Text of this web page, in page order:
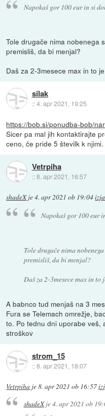
Napokaš gor 100 eur in si
Tole drugače nima nobenega
premisliš, da bi menjal?
Daš za 2-3mesece max in to
silak
::4. apr 2021, 19:25
https://bob.si/ponudba-bob/
Sicer pa mal jih kontaktirajte
ceno, če pride 5 številk k
Vetrpiha
::8. apr 2021, 16:57
shadeXje4. apr 2021 ob 19:04
Napokaš gor 100 eur
Tole drugače nima
premisliš, da bi menjal?
Daš za 2-3mesece max in to
A babnco tud menjaš na 3
Fura se Telemach omrežje,
to. Po tednu dni uporabe veš,
stroškov
strom_15
::8. apr 2021, 18:07
Vetrpiha je8. apr 2021 ob 16:57
shadeXje4. apr 2021 ob